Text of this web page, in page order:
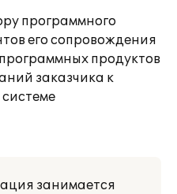
программного
его сопровождения
продуктов
заказчика к
занимается